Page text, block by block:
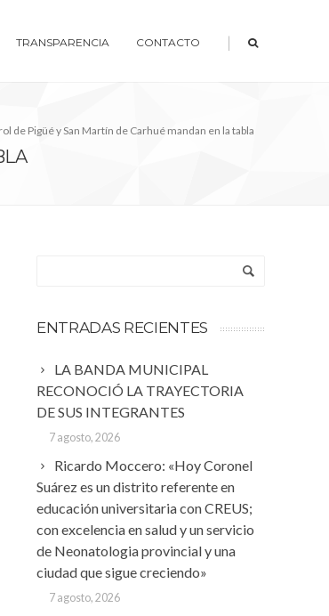
TRANSPARENCIA CONTACTO |
de Pigüé y San Martín de Carhué mandan en la tabla
ENTRADAS RECIENTES
LA BANDA MUNICIPAL
RECONOCIÓ LA TRAYECTORIA
DE SUS INTEGRANTES
7 agosto, 2026
Ricardo Moccero: «Hoy Coronel
Suárez es un distrito referente en
educación universitaria con CREUS;
con excelencia en salud y un servicio
de Neonatologia provincial y una
ciudad que sigue creciendo»
7 agosto, 2026